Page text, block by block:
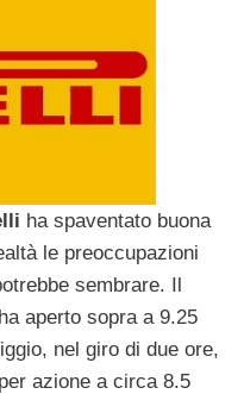
ha spaventato buona
le preoccupazioni
sembrare. Il
aperto sopra a 9.25
nel giro di due ore,
azione a circa 8.5